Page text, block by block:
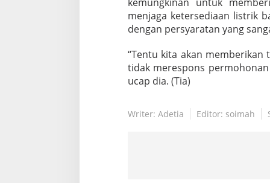
u
l
u
menjaga ketersediaan listrik
dengan persyaratan yang
“Tentu kita akan
tidak merespons
ucap dia. (Tia)
Writer: Adetia Editor: soimah